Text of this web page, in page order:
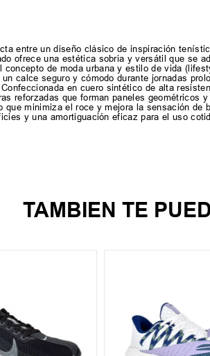
entre un diseño clásico de inspiración
ofrece una estética sobria y versátil que se
de moda urbana y estilo de vida
calce seguro y cómodo durante jornadas
en cuero sintético de alta
reforzadas que forman paneles geométricos
minimiza el roce y mejora la sensación de
y una amortiguación eficaz para el uso
TAMBIEN TE